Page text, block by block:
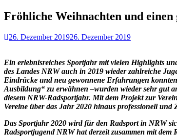
Fröhliche Weihnachten und
26. Dezember 201926. Dezember 2019
Ein erlebnisreiches Sportjahr mit vielen Highlights
des Landes NRW auch in 2019 wieder zahlreiche
Eindrücke und neu gewonnene Erfahrungen
Ausbildung“ zu erwähnen –wurden wieder sehr gut
diesem NRW-Radsportjahr. Mit dem Projekt zur
Vereine über das Jahr 2020 hinaus professionell
Das Sportjahr 2020 wird für den Radsport in NRW
Radsportjugend NRW hat derzeit zusammen mit